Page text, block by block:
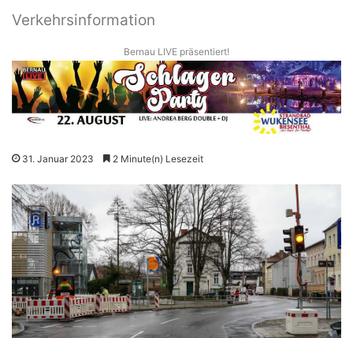
Verkehrsinformation
Bernau LIVE präsentiert!
31. Januar 2023 2 Minute(n) Lesezeit